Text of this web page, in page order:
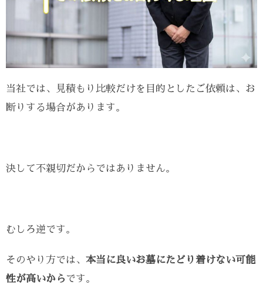
当社では、見積もり比較だけを目的としたご依頼は、お
断りする場合があります。
決して不親切だからではありません。
むしろ逆です。
そのやり方では、 本当に良いお墓にたどり着けない可能
性が高いから です。